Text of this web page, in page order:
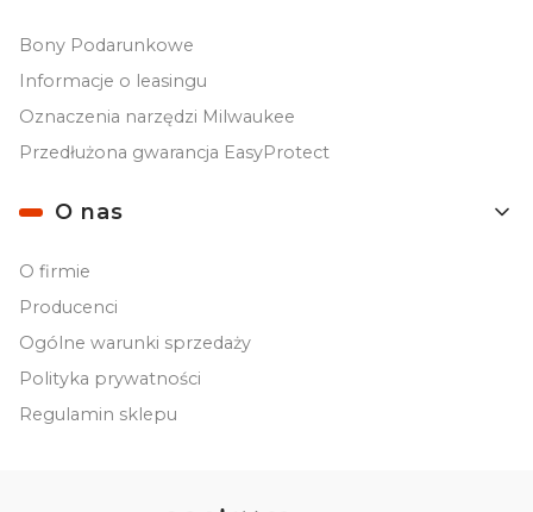
Bony Podarunkowe
Informacje o leasingu
Oznaczenia narzędzi Milwaukee
Przedłużona gwarancja EasyProtect
O nas
O firmie
Producenci
Ogólne warunki sprzedaży
Polityka prywatności
Regulamin sklepu